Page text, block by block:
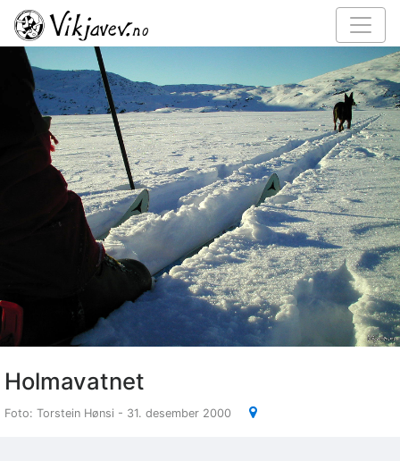
Holmavatnet
Foto: Torstein Hønsi - 31. desember 2000